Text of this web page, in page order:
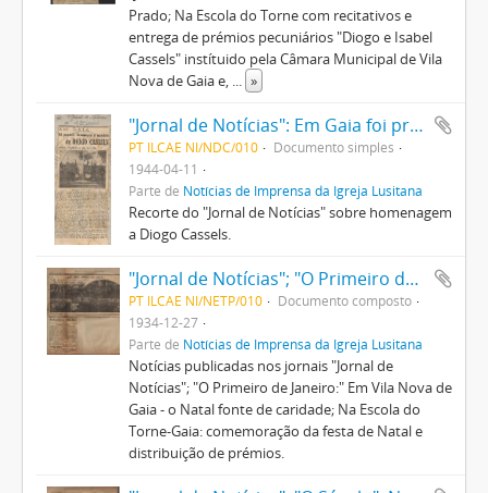
Prado; Na Escola do Torne com recitativos e
entrega de prémios pecuniários "Diogo e Isabel
Cassels" instítuido pela Câmara Municipal de Vila
Nova de Gaia e, ... »
"Jornal de Notícias": Em Gaia foi prestada homenagem a Diogo Cassels
PT ILCAE NI/NDC/010
Documento simples
1944-04-11
Parte de Notícias de Imprensa da Igreja Lusitana
Recorte do "Jornal de Notícias" sobre homenagem
a Diogo Cassels.
"Jornal de Notícias"; "O Primeiro de Janeiro:" Em Vila Nova de Gaia - o Natal fonte de caridade; Na Escola do Torne-Gaia: comemoração da festa de Natal
PT ILCAE NI/NETP/010
Documento composto
1934-12-27
Parte de Notícias de Imprensa da Igreja Lusitana
Notícias publicadas nos jornais "Jornal de
Notícias"; "O Primeiro de Janeiro:" Em Vila Nova de
Gaia - o Natal fonte de caridade; Na Escola do
Torne-Gaia: comemoração da festa de Natal e
distribuição de prémios.